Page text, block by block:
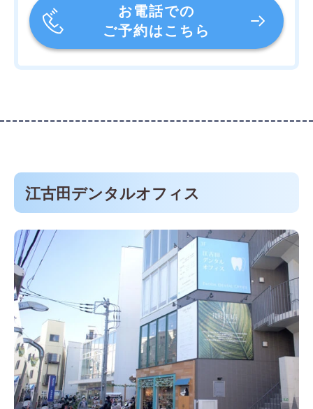
お電話での
ご予約はこちら
江古田デンタルオフィス